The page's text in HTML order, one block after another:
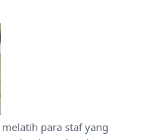
para staf yang